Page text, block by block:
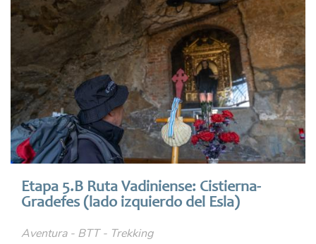
Etapa 5.B Ruta Vadiniense: Cistierna-
Gradefes (lado izquierdo del Esla)
Aventura - BTT - Trekking